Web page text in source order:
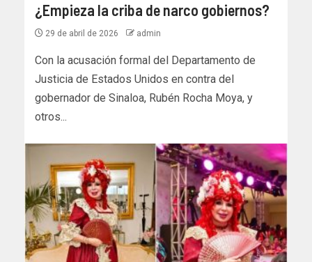
¿Empieza la criba de narco gobiernos?
29 de abril de 2026 admin
Con la acusación formal del Departamento de
Justicia de Estados Unidos en contra del
gobernador de Sinaloa, Rubén Rocha Moya, y
otros...